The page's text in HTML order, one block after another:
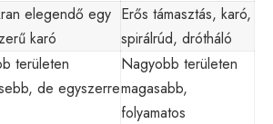
elegendő egy
karó
Erős támasztás, karó,
spirálrúd, drótháló
területen
de egyszerre
Nagyobb területen
magasabb,
folyamatos